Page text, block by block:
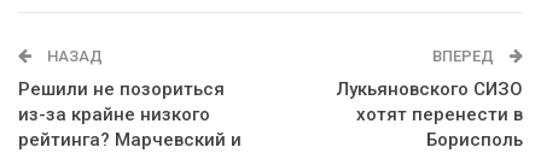
НАЗАД
Решили не позориться
из-за крайне низкого
рейтинга? Марчевский и
ВПЕРЕД
Лукьяновского СИЗО
хотят перенести в
Борисполь